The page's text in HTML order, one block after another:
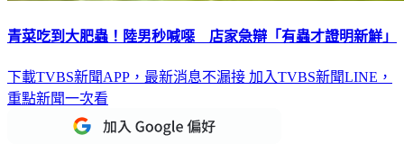
青菜吃到大肥蟲！陸男秒喊噁 店家急辯「有蟲才證明新鮮」
下載TVBS新聞APP，最新消息不漏接 加入TVBS新聞LINE，
重點新聞一次看